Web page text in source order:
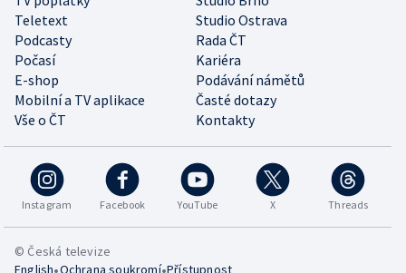
Teletext
Studio Ostrava
Podcasty
Rada ČT
Počasí
Kariéra
E-shop
Podávání námětů
Mobilní a TV aplikace
Časté dotazy
Vše o ČT
Kontakty
Instagram Facebook YouTube X Threads
© Česká televize
English•Ochrana soukromí•Přístupnost